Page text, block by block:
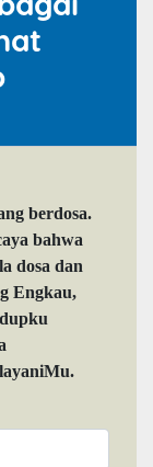
berdosa.
bahwa
dosa dan
Engkau,